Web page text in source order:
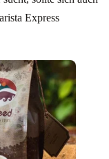
Express